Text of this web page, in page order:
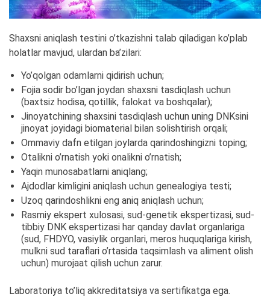
Shaxsni aniqlash testini o’tkazishni talab qiladigan ko’plab
holatlar mavjud, ulardan ba’zilari:
Yo’qolgan odamlarni qidirish uchun;
Fojia sodir bo’lgan joydan shaxsni tasdiqlash uchun
(baxtsiz hodisa, qotillik, falokat va boshqalar);
Jinoyatchining shaxsini tasdiqlash uchun uning DNKsini
jinoyat joyidagi biomaterial bilan solishtirish orqali;
Ommaviy dafn etilgan joylarda qarindoshingizni toping;
Otalikni o’rnatish yoki onalikni o’rnatish;
Yaqin munosabatlarni aniqlang;
Ajdodlar kimligini aniqlash uchun genealogiya testi;
Uzoq qarindoshlikni eng aniq aniqlash uchun;
Rasmiy ekspert xulosasi, sud-genetik ekspertizasi, sud-
tibbiy DNK ekspertizasi har qanday davlat organlariga
(sud, FHDYO, vasiylik organlari, meros huquqlariga kirish,
mulkni sud taraflari o’rtasida taqsimlash va aliment olish
uchun) murojaat qilish uchun zarur.
Laboratoriya to’liq akkreditatsiya va sertifikatga ega.